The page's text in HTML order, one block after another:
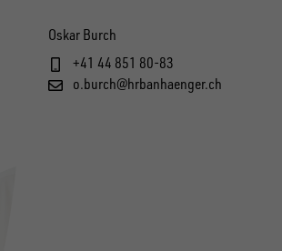
Oskar Burch
+41 44 851 80-83
o.burch@hrbanhaenger.ch